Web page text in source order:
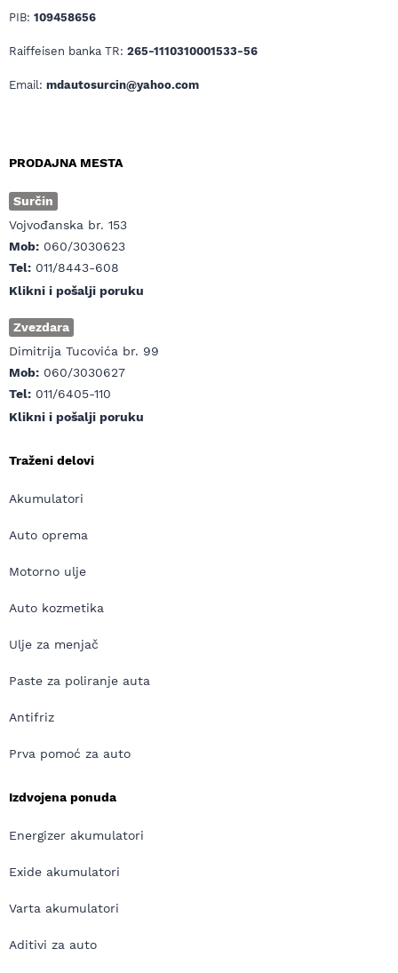
PIB: 109458656
Raiffeisen banka TR: 265-1110310001533-56
Email: mdautosurcin@yahoo.com
PRODAJNA MESTA
Surčin
Vojvođanska br. 153
Mob: 060/3030623
Tel: 011/8443-608
Klikni i pošalji poruku
Zvezdara
Dimitrija Tucovića br. 99
Mob: 060/3030627
Tel: 011/6405-110
Klikni i pošalji poruku
Traženi delovi
Akumulatori
Auto oprema
Motorno ulje
Auto kozmetika
Ulje za menjač
Paste za poliranje auta
Antifriz
Prva pomoć za auto
Izdvojena ponuda
Energizer akumulatori
Exide akumulatori
Varta akumulatori
Aditivi za auto